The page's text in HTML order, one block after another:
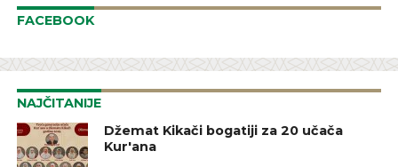
FACEBOOK
NAJČITANIJE
Džemat Kikači bogatiji za 20 učača
Kur'ana